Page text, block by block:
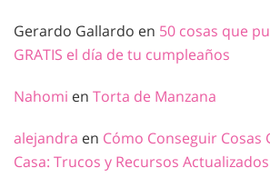
Gerardo Gallardo en 50 cosas que
GRATIS el día de tu cumpleaños
Nahomi en Torta de Manzana
alejandra en Cómo Conseguir Cosas
Casa: Trucos y Recursos Actualizados